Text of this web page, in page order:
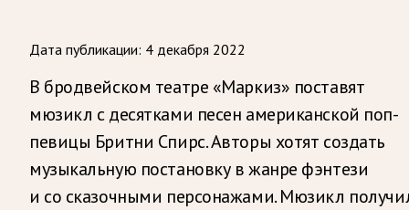
Дата публикации: 4 декабря 2022
В бродвейском театре «Маркиз» поставят
мюзикл с десятками песен американской поп-
певицы Бритни Спирс. Авторы хотят создать
музыкальную постановку в жанре фэнтези
и со сказочными персонажами. Мюзикл